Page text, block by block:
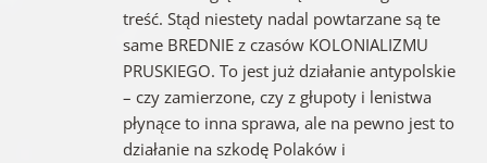
treść. Stąd niestety nadal powtarzane są te
same BREDNIE z czasów KOLONIALIZMU
PRUSKIEGO. To jest już działanie antypolskie
– czy zamierzone, czy z głupoty i lenistwa
płynące to inna sprawa, ale na pewno jest to
działanie na szkodę Polaków i